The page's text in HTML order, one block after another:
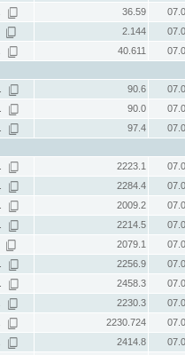
36.59
2.144
40.611
90.6
90.0
97.4
2223.1
2284.4
2009.2
2214.5
2079.1
2256.9
2458.3
2230.3
2230.724
2414.8